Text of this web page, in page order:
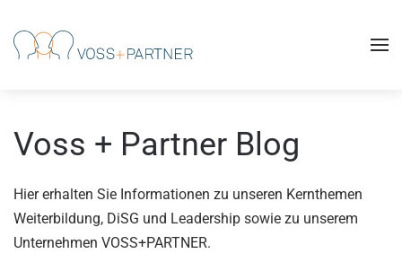
Skip to main content
Voss + Partner Blog
Hier erhalten Sie Informationen zu unseren Kernthemen
Weiterbildung, DiSG und Leadership sowie zu unserem
Unternehmen VOSS+PARTNER.